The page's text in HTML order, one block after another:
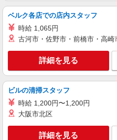
時給1180円
生：時給1140円
愛知県名古
アルバイト パート
なか卯 大須店
接客・調理ス
掃・など）
愛知県名古屋
ベルク各店での店内スタッフ
時給 1,065円
古河市・佐野市・前橋市・高
詳細を見る
ビルの清掃スタッフ
時給 1,200円〜1,200円
大阪市北区
詳細を見る